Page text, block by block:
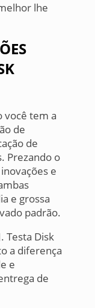
lhe
você tem a
de
de
Prezando o
e
e grossa
padrão.
Testa Disk
a diferença
e
de